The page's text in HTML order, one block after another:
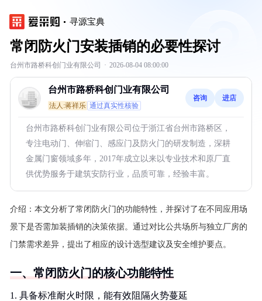
寻源宝典
常闭防火门安装插销的必要性探讨
台州市路桥科创门业有限公司 · 2026-08-04 08:00:00
台州市路桥科创门业有限公司
法人:蒋祥乐 通过真实性核验
咨询 进店
台州市路桥科创门业有限公司位于浙江省台州市路桥区，
专注电动门、伸缩门、感应门及防火门的研发制造，深耕
金属门窗领域多年，2017年成立以来以专业技术和原厂直
供优势服务于建筑安防行业，品质可靠，经验丰富。
介绍： 本文分析了常闭防火门的功能特性，并探讨了在不同应用场
景下是否需加装插销的决策依据。通过对比公共场所与独立厂房的
门禁需求差异，提出了相应的设计选型建议及安全维护要点。
一、常闭防火门的核心功能特性
1. 具备标准耐火时限，能有效阻隔火势蔓延